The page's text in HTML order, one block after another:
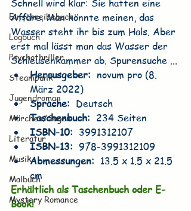
Einschreibebuch
Logbuch
Psychothriller
Steampunk
Jugendroman
Märchen/Sagen
Literatur
Musik
Malbuch
Mystery Romance
Schnell wird klar: Sie hatten eine
Affäre. Man könnte meinen, das
Wasser steht ihr bis zum Hals. Aber
erst mal lässt man das Wasser der
Schleusenkammer ab. Spurensuche ...
Herausgeber: ‎ novum pro (8.
März 2022)
Sprache: ‎ Deutsch
Taschenbuch: ‎ 234 Seiten
ISBN-10: ‎ 3991312107
ISBN-13: ‎ 978-3991312109
Abmessungen: ‎ 13.5 x 1.5 x 21.5
cm
Erhältlich als Taschenbuch oder E-
Book!